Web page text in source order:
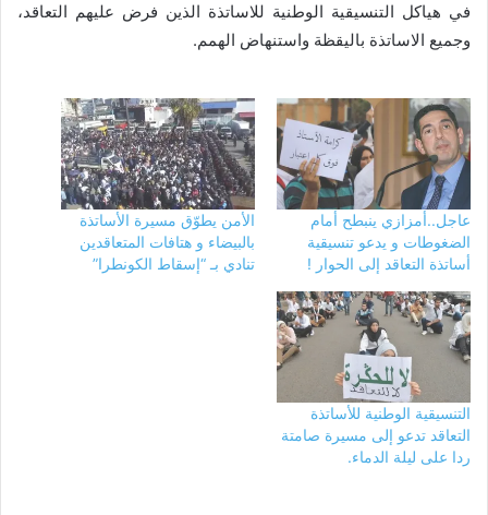
في هياكل التنسيقية الوطنية للاساتذة الذين فرض عليهم التعاقد،
وجميع الاساتذة باليقظة واستنهاض الهمم.
عاجل..أمزازي ينبطح أمام
الضغوطات و يدعو تنسيقية
أساتذة التعاقد إلى الحوار !
الأمن يطوّق مسيرة الأساتذة
بالبيضاء و هتافات المتعاقدين
تنادي بـ “إسقاط الكونطرا”
التنسيقية الوطنية للأساتذة
التعاقد تدعو إلى مسيرة صامتة
ردا على ليلة الدماء.